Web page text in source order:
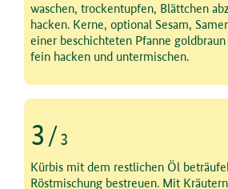
waschen, trockentupfen, Blättchen
hacken. Kerne, optional Sesam,
einer beschichteten Pfanne
fein hacken und untermischen.
3 /3
Schritt 3 von 3
Kürbis mit dem restlichen Öl
Röstmischung bestreuen. Mit